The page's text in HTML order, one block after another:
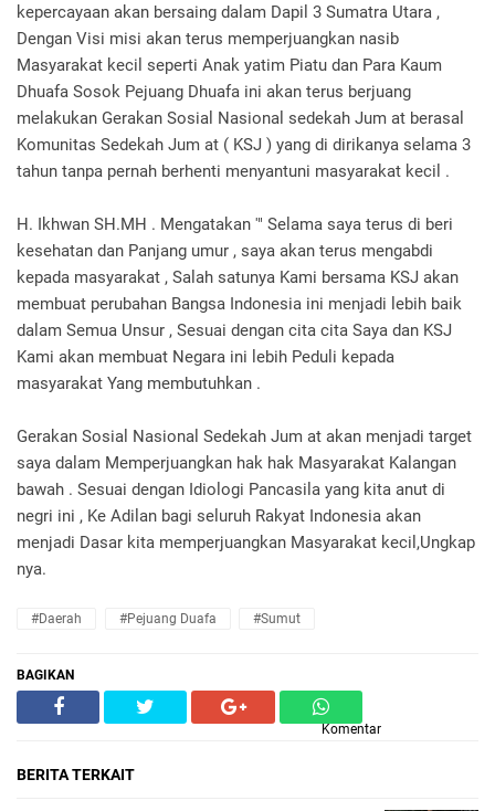
kepercayaan akan bersaing dalam Dapil 3 Sumatra Utara ,
Dengan Visi misi akan terus memperjuangkan nasib
Masyarakat kecil seperti Anak yatim Piatu dan Para Kaum
Dhuafa Sosok Pejuang Dhuafa ini akan terus berjuang
melakukan Gerakan Sosial Nasional sedekah Jum at berasal
Komunitas Sedekah Jum at ( KSJ ) yang di dirikanya selama 3
tahun tanpa pernah berhenti menyantuni masyarakat kecil .
H. Ikhwan SH.MH . Mengatakan '" Selama saya terus di beri
kesehatan dan Panjang umur , saya akan terus mengabdi
kepada masyarakat , Salah satunya Kami bersama KSJ akan
membuat perubahan Bangsa Indonesia ini menjadi lebih baik
dalam Semua Unsur , Sesuai dengan cita cita Saya dan KSJ
Kami akan membuat Negara ini lebih Peduli kepada
masyarakat Yang membutuhkan .
Gerakan Sosial Nasional Sedekah Jum at akan menjadi target
saya dalam Memperjuangkan hak hak Masyarakat Kalangan
bawah . Sesuai dengan Idiologi Pancasila yang kita anut di
negri ini , Ke Adilan bagi seluruh Rakyat Indonesia akan
menjadi Dasar kita memperjuangkan Masyarakat kecil,Ungkap
nya.
#Daerah #Pejuang Duafa #Sumut
BAGIKAN
Komentar
BERITA TERKAIT